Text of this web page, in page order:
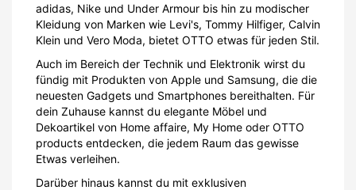
adidas, Nike und Under Armour bis hin zu modischer
Kleidung von Marken wie Levi's, Tommy Hilfiger, Calvin
Klein und Vero Moda, bietet OTTO etwas für jeden Stil.
Auch im Bereich der Technik und Elektronik wirst du
fündig mit Produkten von Apple und Samsung, die die
neuesten Gadgets und Smartphones bereithalten. Für
dein Zuhause kannst du elegante Möbel und
Dekoartikel von Home affaire, My Home oder OTTO
products entdecken, die jedem Raum das gewisse
Etwas verleihen.
Darüber hinaus kannst du mit exklusiven